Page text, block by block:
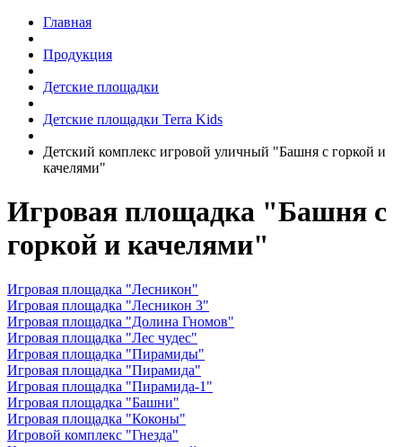
Главная
Продукция
Детские площадки
Детские площадки Terra Kids
Детский комплекс игровой уличный "Башня с горкой и
качелями"
Игровая площадка "Башня с
горкой и качелями"
Игровая площадка "Лесникон"
Игровая площадка "Лесникон 3"
Игровая площадка "Долина Гномов"
Игровая площадка "Лес чудес"
Игровая площадка "Пирамиды"
Игровая площадка "Пирамида"
Игровая площадка "Пирамида-1"
Игровая площадка "Башни"
Игровая площадка "Коконы"
Игровой комплекс "Гнезда"